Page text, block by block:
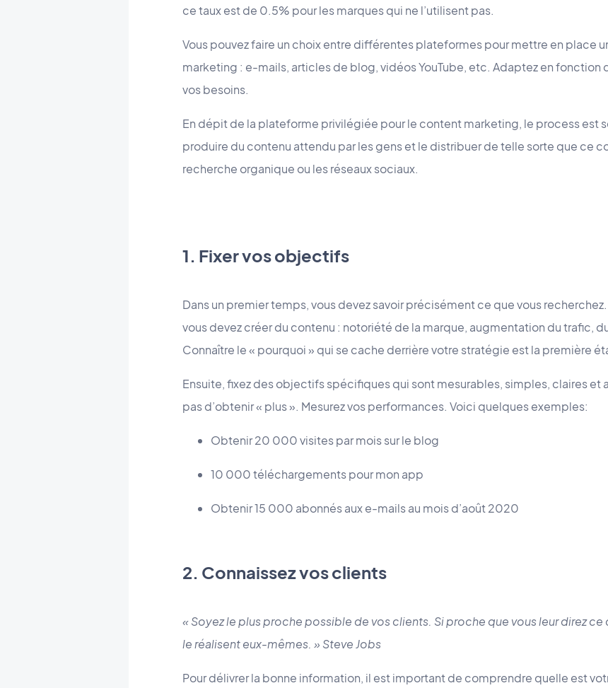
ce taux est de 0.5% pour les marques qui ne l’utilisent pas.
Vous pouvez faire un choix entre différentes plateformes pour mettre en place
marketing : e-mails, articles de blog, vidéos YouTube, etc. Adaptez en
vos besoins.
En dépit de la plateforme privilégiée pour le content marketing, le process est
produire du contenu attendu par les gens et le distribuer de telle sorte que ce
recherche organique ou les réseaux sociaux.
1. Fixer vos objectifs
Dans un premier temps, vous devez savoir précisément ce que vous
vous devez créer du contenu : notoriété de la marque, augmentation du trafic,
Connaître le « pourquoi » qui se cache derrière votre stratégie est la première
Ensuite, fixez des objectifs spécifiques qui sont mesurables, simples, claires et
pas d’obtenir « plus ». Mesurez vos performances. Voici quelques exemples:
Obtenir 20 000 visites par mois sur le blog
10 000 téléchargements pour mon app
Obtenir 15 000 abonnés aux e-mails au mois d’août 2020
2. Connaissez vos clients
« Soyez le plus proche possible de vos clients. Si proche que vous leur direz ce
le réalisent eux-mêmes. » Steve Jobs
Pour délivrer la bonne information, il est important de comprendre quelle est